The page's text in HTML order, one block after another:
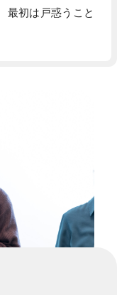
最初は戸惑うこと